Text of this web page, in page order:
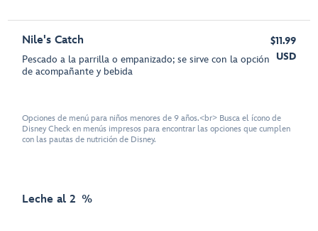
Nile's Catch
Pescado a la parrilla o empanizado; se sirve con la opción
de acompañante y bebida
$11.99
USD
Opciones de menú para niños menores de 9 años.<br> Busca el ícono de
Disney Check en menús impresos para encontrar las opciones que cumplen
con las pautas de nutrición de Disney.
Leche al 2 %